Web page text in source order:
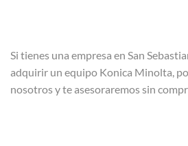
Si tienes una empresa en San
adquirir un equipo Konica Minolta,
nosotros y te asesoraremos sin